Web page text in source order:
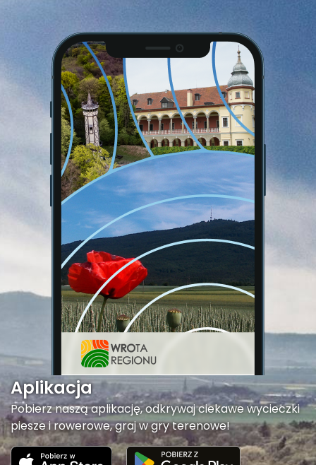
Aplikacja
Pobierz naszą aplikację, odkrywaj ciekawe wycieczki
piesze i rowerowe, graj w gry terenowe!